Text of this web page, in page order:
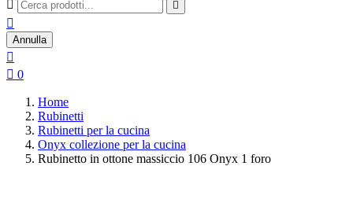
 

Annulla

 0
Home
Rubinetti
Rubinetti per la cucina
Onyx collezione per la cucina
Rubinetto in ottone massiccio 106 Onyx 1 foro